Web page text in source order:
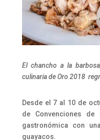
El chancho a la
culinaria de Oro 2018
Desde el 7 al 10 de
de Convenciones
gastronómica con
guayacos.